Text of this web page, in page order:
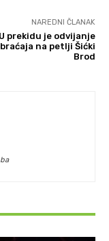
NAREDNI ČLANAK
U prekidu je odvijanje
na petlji Šićki
Brod